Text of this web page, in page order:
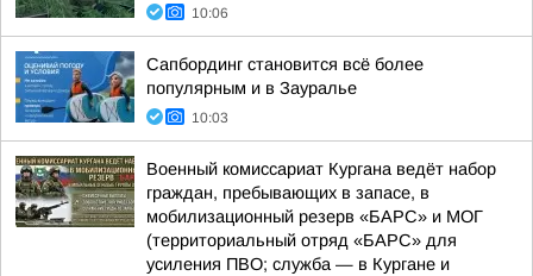
10:06
Сапбординг становится всё более
популярным и в Зауралье
10:03
Военный комиссариат Кургана ведёт набор
граждан, пребывающих в запасе, в
мобилизационный резерв «БАРС» и МОГ
(территориальный отряд «БАРС» для
усиления ПВО; служба — в Кургане и